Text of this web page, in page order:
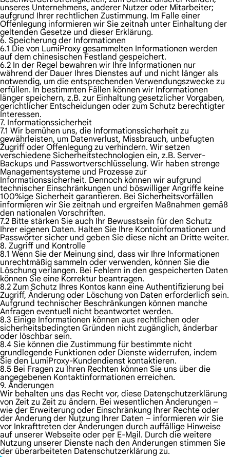
unseres Unternehmens, anderer Nutzer oder Mitarbeiter;
aufgrund Ihrer rechtlichen Zustimmung. Im Falle einer
Offenlegung informieren wir Sie zeitnah unter Einhaltung der
geltenden Gesetze und dieser Erklärung.
6. Speicherung der Informationen
6.1 Die von LumiProxy gesammelten Informationen werden
auf dem chinesischen Festland gespeichert.
6.2 In der Regel bewahren wir Ihre Informationen nur
während der Dauer Ihres Dienstes auf und nicht länger als
notwendig, um die entsprechenden Verwendungszwecke zu
erfüllen. In bestimmten Fällen können wir Informationen
länger speichern, z.B. zur Einhaltung gesetzlicher Vorgaben,
gerichtlicher Entscheidungen oder zum Schutz berechtigter
Interessen.
7. Informationssicherheit
7.1 Wir bemühen uns, die Informationssicherheit zu
gewährleisten, um Datenverlust, Missbrauch, unbefugten
Zugriff oder Offenlegung zu verhindern. Wir setzen
verschiedene Sicherheitstechnologien ein, z.B. Server-
Backups und Passwortverschlüsselung. Wir haben strenge
Managementsysteme und Prozesse zur
Informationssicherheit. Dennoch können wir aufgrund
technischer Einschränkungen und böswilliger Angriffe keine
100%ige Sicherheit garantieren. Bei Sicherheitsvorfällen
informieren wir Sie zeitnah und ergreifen Maßnahmen gemäß
den nationalen Vorschriften.
7.2 Bitte stärken Sie auch Ihr Bewusstsein für den Schutz
Ihrer eigenen Daten. Halten Sie Ihre Kontoinformationen und
Passwörter sicher und geben Sie diese nicht an Dritte weiter.
8. Zugriff und Kontrolle
8.1 Wenn Sie der Meinung sind, dass wir Ihre Informationen
unrechtmäßig sammeln oder verwenden, können Sie die
Löschung verlangen. Bei Fehlern in den gespeicherten Daten
können Sie eine Korrektur beantragen.
8.2 Zum Schutz Ihres Kontos kann eine Authentifizierung bei
Zugriff, Änderung oder Löschung von Daten erforderlich sein.
Aufgrund technischer Beschränkungen können manche
Anfragen eventuell nicht beantwortet werden.
8.3 Einige Informationen können aus rechtlichen oder
sicherheitsbedingten Gründen nicht zugänglich, änderbar
oder löschbar sein.
8.4 Sie können die Zustimmung für bestimmte nicht
grundlegende Funktionen oder Dienste widerrufen, indem
Sie den LumiProxy-Kundendienst kontaktieren.
8.5 Bei Fragen zu Ihren Rechten können Sie uns über die
angegebenen Kontaktinformationen erreichen.
9. Änderungen
Wir behalten uns das Recht vor, diese Datenschutzerklärung
von Zeit zu Zeit zu ändern. Bei wesentlichen Änderungen –
wie der Erweiterung oder Einschränkung Ihrer Rechte oder
der Änderung der Nutzung Ihrer Daten – informieren wir Sie
vor Inkrafttreten der Änderungen durch auffällige Hinweise
auf unserer Webseite oder per E-Mail. Durch die weitere
Nutzung unserer Dienste nach den Änderungen stimmen Sie
der überarbeiteten Datenschutzerklärung zu.